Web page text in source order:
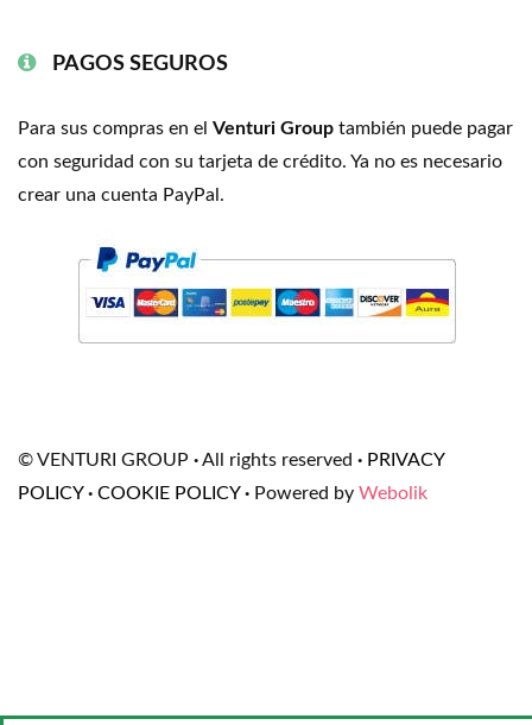
PAGOS SEGUROS
Para sus compras en el Venturi Group también puede pagar
con seguridad con su tarjeta de crédito. Ya no es necesario
crear una cuenta PayPal.
© VENTURI GROUP ·All rights reserved · PRIVACY
POLICY · COOKIE POLICY · Powered by Webolik